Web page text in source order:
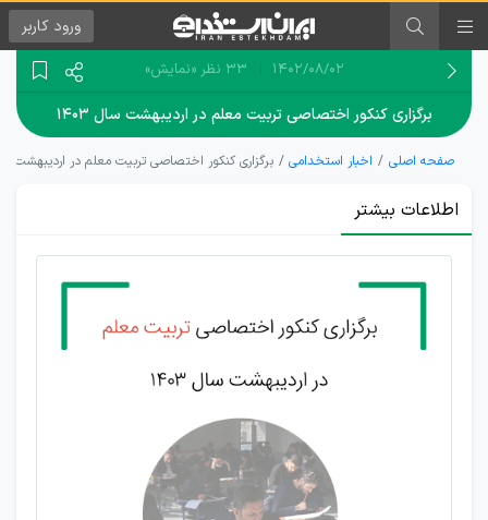
ورود کاربر
۱۴۰۲/۰۸/۰۲ 33 نظر «نمایش»
برگزاری کنکور اختصاصی تربیت معلم در اردیبهشت سال ۱۴۰۳
صفحه اصلی اخبار استخدامی برگزاری کنکور اختصاصی تربیت معلم در اردیبهشت سال
اطلاعات بیشتر